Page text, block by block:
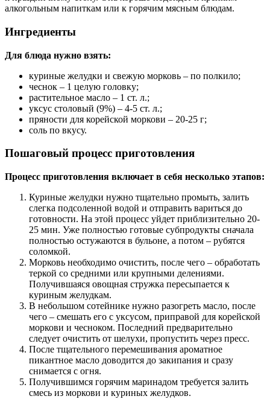
алкогольным напиткам или к горячим мясным блюдам.
Ингредиенты
Для блюда нужно взять:
куриные желудки и свежую морковь – по полкило;
чеснок – 1 целую головку;
растительное масло – 1 ст. л.;
уксус столовый (9%) – 4-5 ст. л.;
пряности для корейской моркови – 20-25 г;
соль по вкусу.
Пошаговый процесс приготовления
Процесс приготовления включает в себя несколько этапов:
Куриные желудки нужно тщательно промыть, залить
слегка подсоленной водой и отправить вариться до
готовности. На этой процесс уйдет приблизительно 20-
25 мин. Уже полностью готовые субпродукты сначала
полностью остужаются в бульоне, а потом – рубятся
соломкой.
Морковь необходимо очистить, после чего – обработать
теркой со средними или крупными делениями.
Получившаяся овощная стружка пересыпается к
куриным желудкам.
В небольшом сотейнике нужно разогреть масло, после
чего – смешать его с уксусом, приправой для корейской
моркови и чесноком. Последний предварительно
следует очистить от шелухи, пропустить через пресс.
После тщательного перемешивания ароматное
пикантное масло доводится до закипания и сразу
снимается с огня.
Получившимся горячим маринадом требуется залить
смесь из моркови и куриных желудков.